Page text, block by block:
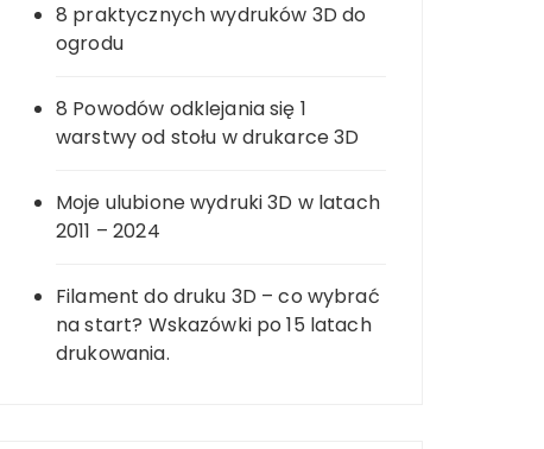
8 praktycznych wydruków 3D do
ogrodu
8 Powodów odklejania się 1
warstwy od stołu w drukarce 3D
Moje ulubione wydruki 3D w latach
2011 – 2024
Filament do druku 3D – co wybrać
na start? Wskazówki po 15 latach
drukowania.